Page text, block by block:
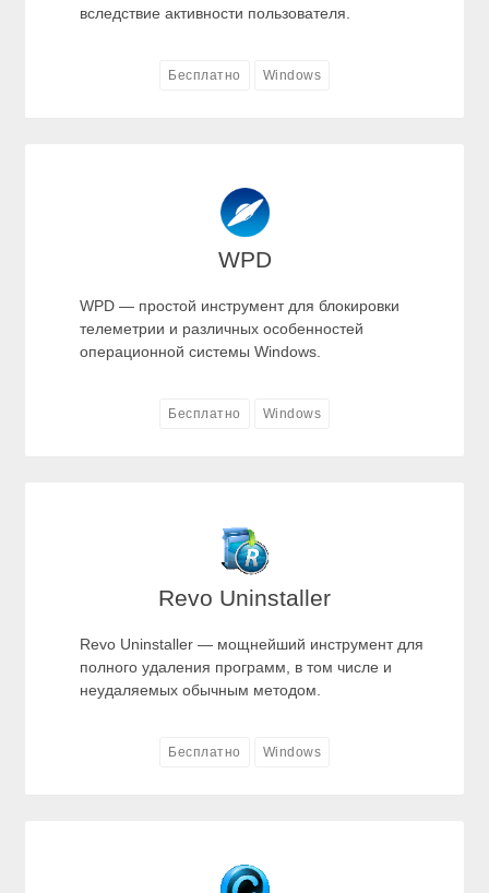
вследствие активности пользователя.
Бесплатно Windows
WPD
WPD — простой инструмент для блокировки
телеметрии и различных особенностей
операционной системы Windows.
Бесплатно Windows
Revo Uninstaller
Revo Uninstaller — мощнейший инструмент для
полного удаления программ, в том числе и
неудаляемых обычным методом.
Бесплатно Windows